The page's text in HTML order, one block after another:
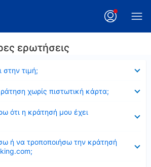
ερωτήσεις
στην τιμή;
χωρίς πιστωτική κάρτα;
ότι η κράτησή μου έχει
ή να τροποποιήσω την κράτησή